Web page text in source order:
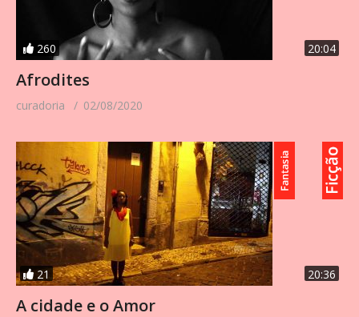
260 20:04
Afrodites
curadoria 02/08/2020
21 20:36
A cidade e o Amor